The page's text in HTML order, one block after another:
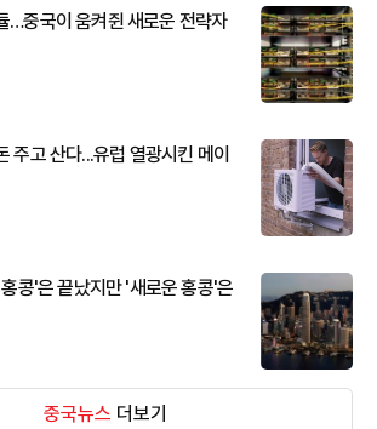
…중국이 움켜쥔 새로운 전략자
주고 산다...유럽 열광시킨 메이
콩'은 끝났지만 '새로운 홍콩'은
중국뉴스 더보기